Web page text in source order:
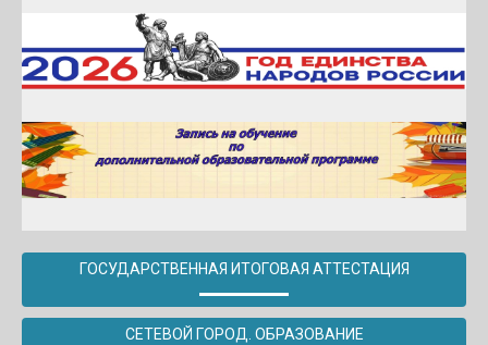
ГОСУДАРСТВЕННАЯ ИТОГОВАЯ АТТЕСТАЦИЯ
СЕТЕВОЙ ГОРОД. ОБРАЗОВАНИЕ